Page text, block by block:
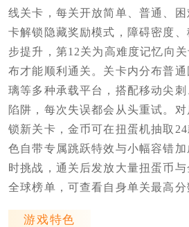
线关卡，每关开放简单、普通、
卡解锁隐藏奖励模式，障碍密度
步提升，第12关为高难度记忆向
布才能顺利通关。关卡内分布普
璃等多种承载平台，搭配移动尖
陷阱，每次失误都会从头重试。
锁新关卡，金币可在扭蛋机抽取
色自带专属跳跃特效与小幅容错
时挑战，通关后发放大量扭蛋币
全球榜单，可查看自身单关最高分
游戏特色